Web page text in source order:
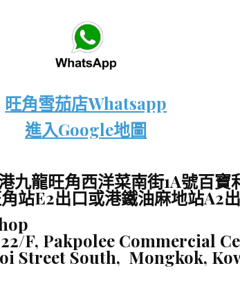
旺角雪茄店Whatsapp
進入Google地圖
九龍旺角西洋菜南街1A號百寶
站E2出口或港鐵油麻地站A2
F, Pakpolee Commercial
Street South, Mongkok,